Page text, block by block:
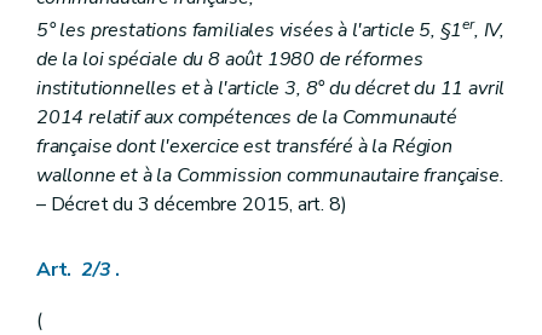
Art. 99
Section 5 Dispositions spécifiques aux maisons de vie communautaire
Art. 100
Art. 101
Art. 102
Section 6 Dispositions spécifiques aux maisons d'habitation de type familial
Art. 103
Section 7 Dispositions spécifiques aux abris de nuit
Art. 104
5° les prestations familiales visées à l'article 5, §1er, IV,
de la loi spéciale du 8 août 1980 de réformes
institutionnelles et à l'article 3, 8° du décret du 11 avril
2014 relatif aux compétences de la Communauté
française dont l'exercice est transféré à la Région
wallonne et à la Commission communautaire française.
– Décret du 3 décembre 2015, art. 8)
Art. 2/3 .
(